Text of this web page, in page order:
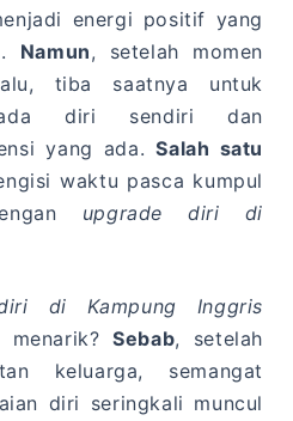
energi positif yang
Namun, setelah momen
tiba saatnya untuk
diri sendiri dan
yang ada.Salah satu
waktu pasca kumpul
upgrade diri di
di Kampung Inggris
menarik?Sebab, setelah
keluarga, semangat
diri seringkali muncul